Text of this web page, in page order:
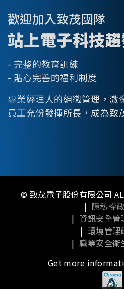
歡迎加入致茂團隊
站上電子科技
- 完整的教育訓練
- 貼心完善的福利制度
專業經理人的組織管理，激
員工充份發揮所長，成為致
© 致茂電子股份有限公司
| 隱私權
| 資訊安全管
| 環境管理
| 職業安全衛
Get more